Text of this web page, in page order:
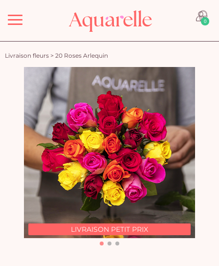
Menu 0
Livraison fleurs > 20 Roses Arlequin
LIVRAISON PETIT PRIX